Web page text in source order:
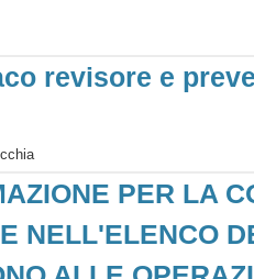
revisore e
PER LA
NELL'ELENCO